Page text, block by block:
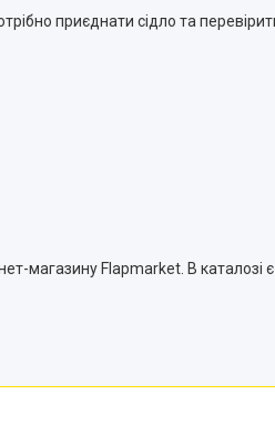
приєднати сідло та
магазину Flapmarket. В